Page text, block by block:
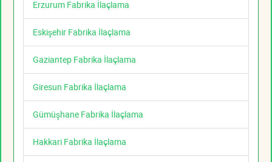
Erzurum Fabrika İlaçlama
Eskişehir Fabrika İlaçlama
Gaziantep Fabrika İlaçlama
Giresun Fabrika İlaçlama
Gümüşhane Fabrika İlaçlama
Hakkari Fabrika İlaçlama